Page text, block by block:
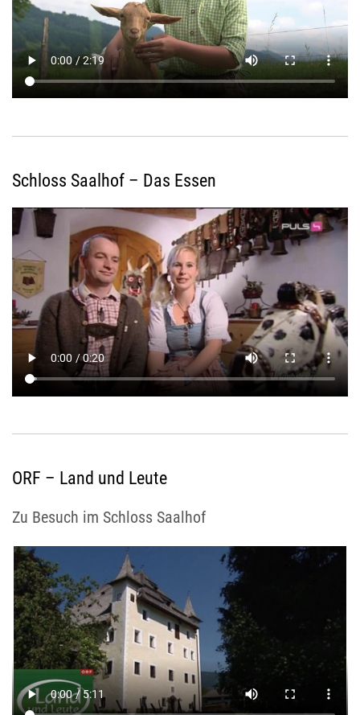
Schloss Saalhof – Das Essen
ORF – Land und Leute
Zu Besuch im Schloss Saalhof